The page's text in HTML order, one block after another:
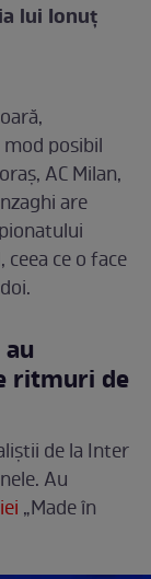
lui Ionuț
posibil
AC Milan,
are
ce o face
ritmuri de
de la Inter
Au
„Made în